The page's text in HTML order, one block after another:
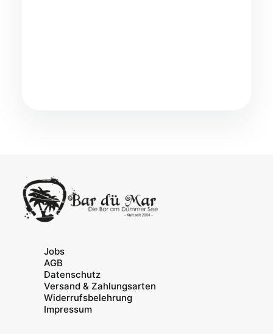
Jobs
AGB
Datenschutz
Versand & Zahlungsarten
Widerrufsbelehrung
Impressum